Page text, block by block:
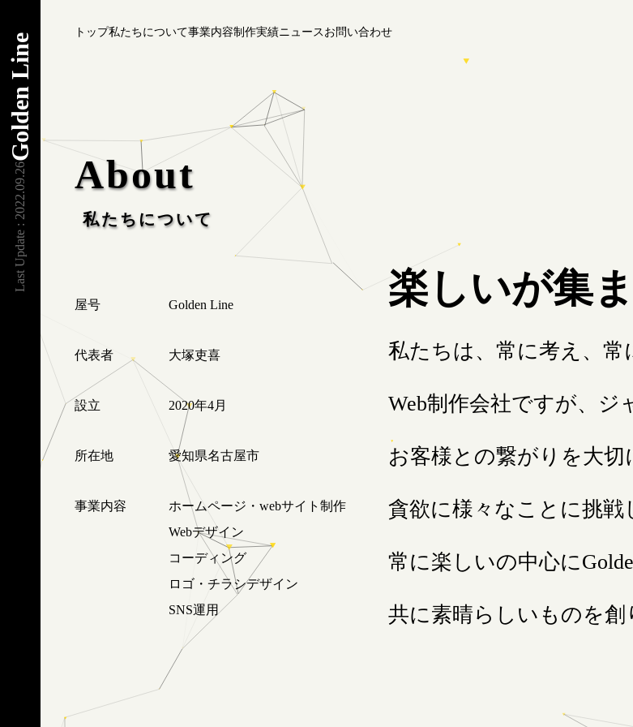
トップ私たちについて事業内容制作実績ニュース お問い合わせ
About
私たちについて
屋号 Golden Line
代表者 大塚吏喜
設立 2020年4月
所在地 愛知県名古屋市
事業内容
ホームページ・webサイト制作
Webデザイン
コーディング
ロゴ・チラシデザイン
SNS運用
楽しいが集
私たちは、常に考え、常
Web制作会社ですが、ジ
お客様との繋がりを大切
貪欲に様々なことに挑
常に楽しいの中心に
共に素晴らしいものを
Last Update : 2022.09.26
Golden Line